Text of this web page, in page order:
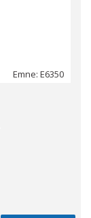
Emne: E6350